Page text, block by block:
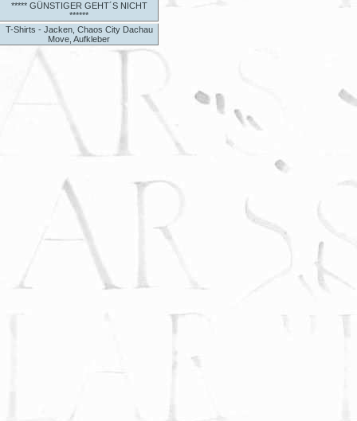
***** GÜNSTIGER GEHT´S NICHT
******
T-Shirts - Jacken, Chaos City Dachau
Move, Aufkleber